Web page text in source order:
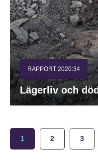
RAPPORT 2020:34
Lägerliv och död
1 2 3